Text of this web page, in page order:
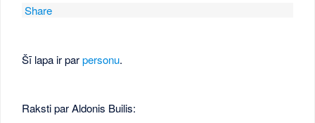
Share
Šī lapa ir parpersonu.
Raksti par Aldonis Builis: